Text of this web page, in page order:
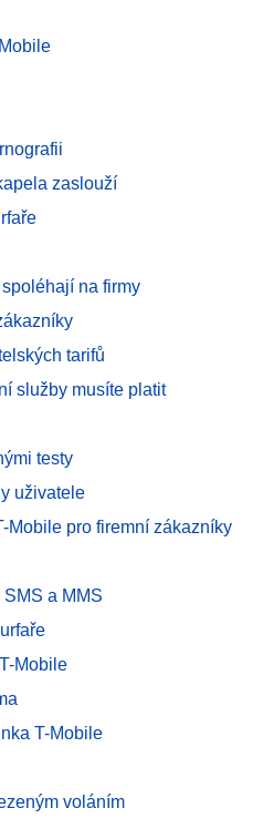
zaslouží
na firmy
tarifů
služby musíte platit
testy
uživatele
Mobile pro firemní zákazníky
a MMS
Mobile
T-Mobile
voláním